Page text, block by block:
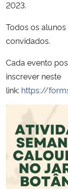
Ministério da Ciência,
Ministério do Turismo
Ministério do
Ministério da Mulher,
Secretaria-Geral
2023.
Todos os
convidados.
Cada evento
inscrever neste
link: https://